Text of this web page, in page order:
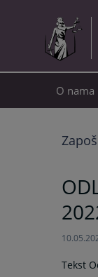
O nama
Tekst